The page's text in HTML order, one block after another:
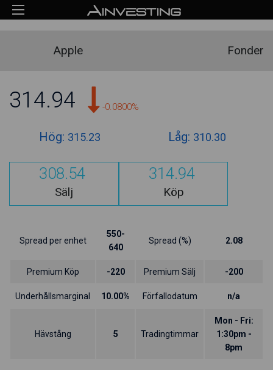
Apple Fonder
314.94 -0.0800%
Hög: 315.23 Låg: 310.30
308.54
Sälj
314.94
Köp
Spread per enhet
550-
640
Spread (%) 2.08
Premium Köp -220 Premium Sälj -200
Underhållsmarginal 10.00% Förfallodatum n/a
Hävstång 5 Tradingtimmar
Mon - Fri:
1:30pm -
8pm